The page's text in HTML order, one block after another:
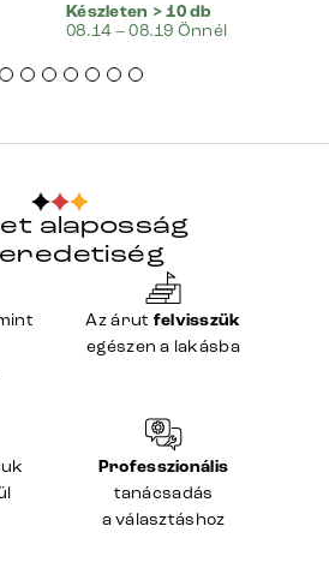
Készleten > 10 db
08.14 – 08.19 Önnél
alaposság
Az árut felvisszük
egészen a lakásba
Professzionális
tanácsadás
a választáshoz